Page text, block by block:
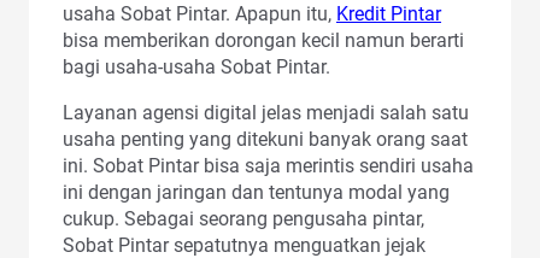
usaha Sobat Pintar. Apapun itu, Kredit Pintar
bisa memberikan dorongan kecil namun berarti
bagi usaha-usaha Sobat Pintar.
Layanan agensi digital jelas menjadi salah satu
usaha penting yang ditekuni banyak orang saat
ini. Sobat Pintar bisa saja merintis sendiri usaha
ini dengan jaringan dan tentunya modal yang
cukup. Sebagai seorang pengusaha pintar,
Sobat Pintar sepatutnya menguatkan jejak